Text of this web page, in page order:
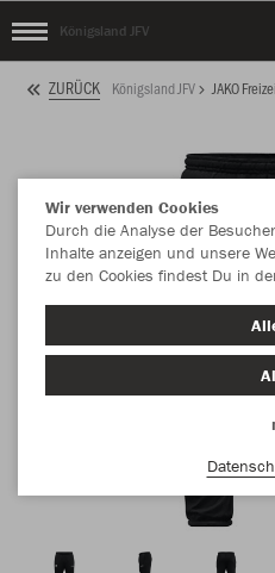
Königsland JFV
ZURÜCK Königsland JFV JAKO
Wir verwenden Cookies
Durch die Analyse der
Inhalte anzeigen und unsere
zu den Cookies findest Du in